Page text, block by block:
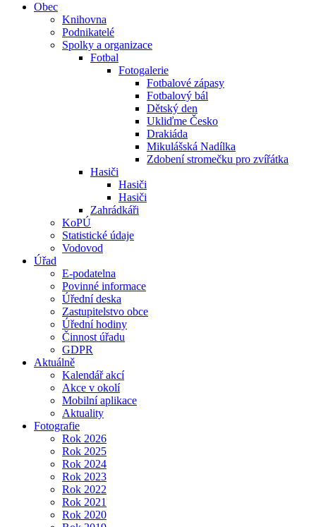
Obec
Knihovna
Podnikatelé
Spolky a organizace
Fotbal
Fotogalerie
Fotbalové zápasy
Fotbalový bál
Dětský den
Ukliďme Česko
Drakiáda
Mikulášská Nadílka
Zdobení stromečku pro zvířátka
Hasiči
Hasiči
Hasiči
Zahrádkáři
KoPÚ
Statistické údaje
Vodovod
Úřad
E-podatelna
Povinné informace
Úřední deska
Zastupitelstvo obce
Úřední hodiny
Činnost úřadu
GDPR
Aktuálně
Kalendář akcí
Akce v okolí
Mobilní aplikace
Aktuality
Fotografie
Rok 2026
Rok 2025
Rok 2024
Rok 2023
Rok 2022
Rok 2021
Rok 2020